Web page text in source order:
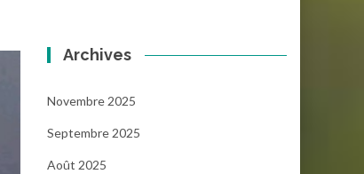
Archives
Novembre 2025
Septembre 2025
Août 2025